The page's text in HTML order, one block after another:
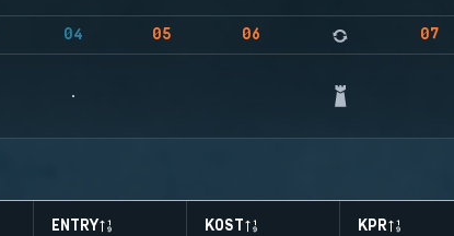
04 05 06 07
ENTRY KOST KPR